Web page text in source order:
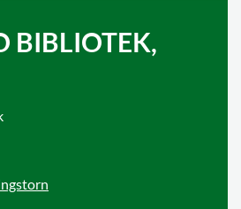
BIBLIOTEK,